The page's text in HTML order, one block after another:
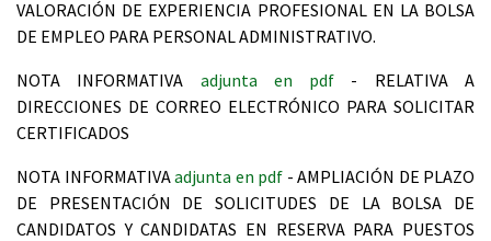
VALORACIÓN DE EXPERIENCIA PROFESIONAL EN LA BOLSA
DE EMPLEO PARA PERSONAL ADMINISTRATIVO.
NOTA INFORMATIVA adjunta en pdf - RELATIVA A
DIRECCIONES DE CORREO ELECTRÓNICO PARA SOLICITAR
CERTIFICADOS
NOTA INFORMATIVAadjunta en pdf - AMPLIACIÓN DE PLAZO
DE PRESENTACIÓN DE SOLICITUDES DE LA BOLSA DE
CANDIDATOS Y CANDIDATAS EN RESERVA PARA PUESTOS